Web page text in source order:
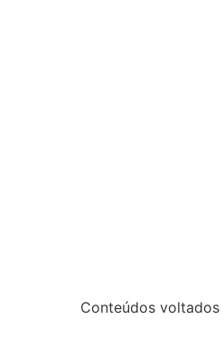
Conteúdos